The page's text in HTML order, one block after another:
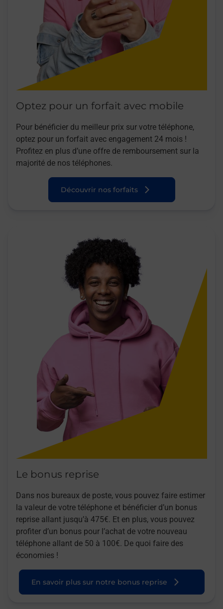
Optez pour un forfait avec mobile
Pour bénéficier du meilleur prix sur votre téléphone,
optez pour un forfait avec engagement 24 mois !
Profitez en plus d’une offre de remboursement sur la
majorité de nos téléphones.
Découvrir nos forfaits
Le bonus reprise
Dans nos bureaux de poste, vous pouvez faire estimer
la valeur de votre téléphone et bénéficier d’un bonus
reprise allant jusqu’à 475€. Et en plus, vous pouvez
profiter d’un bonus pour l’achat de votre nouveau
téléphone allant de 50 à 100€. De quoi faire des
économies !
En savoir plus sur notre bonus reprise